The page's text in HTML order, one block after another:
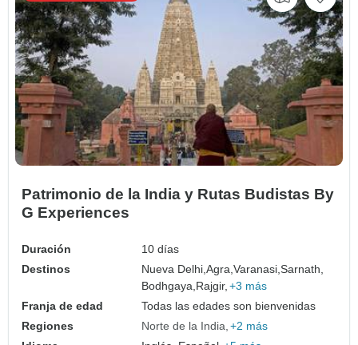
Patrimonio de la India y Rutas Budistas By
G Experiences
Duración
10 días
Destinos
Nueva Delhi,Agra,Varanasi,Sarnath,
Bodhgaya, Rajgir, +3 más
Franja de edad
Todas las edades son bienvenidas
Regiones
Norte de la India +2 más